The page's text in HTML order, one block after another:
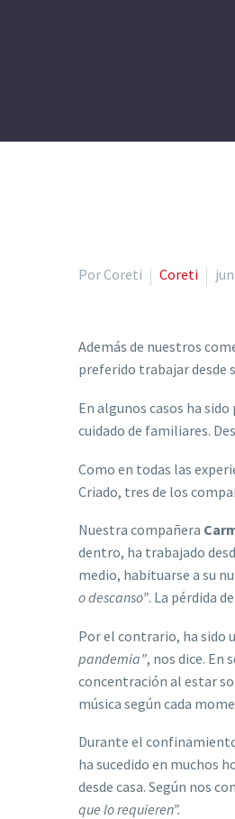
Por Coreti Coreti
Además de nuestros
preferido trabajar desde
En algunos casos ha
cuidado de familiares.
Como en todas las
Criado, tres de los
Nuestra compañera
dentro, ha trabajado
medio, habituarse a su
o descanso”. La pérdida
Por el contrario, ha sido
pandemia”, nos dice. En
concentración al estar
música según cada
Durante el
ha sucedido en muchos
desde casa. Según nos
que lo requieren”.